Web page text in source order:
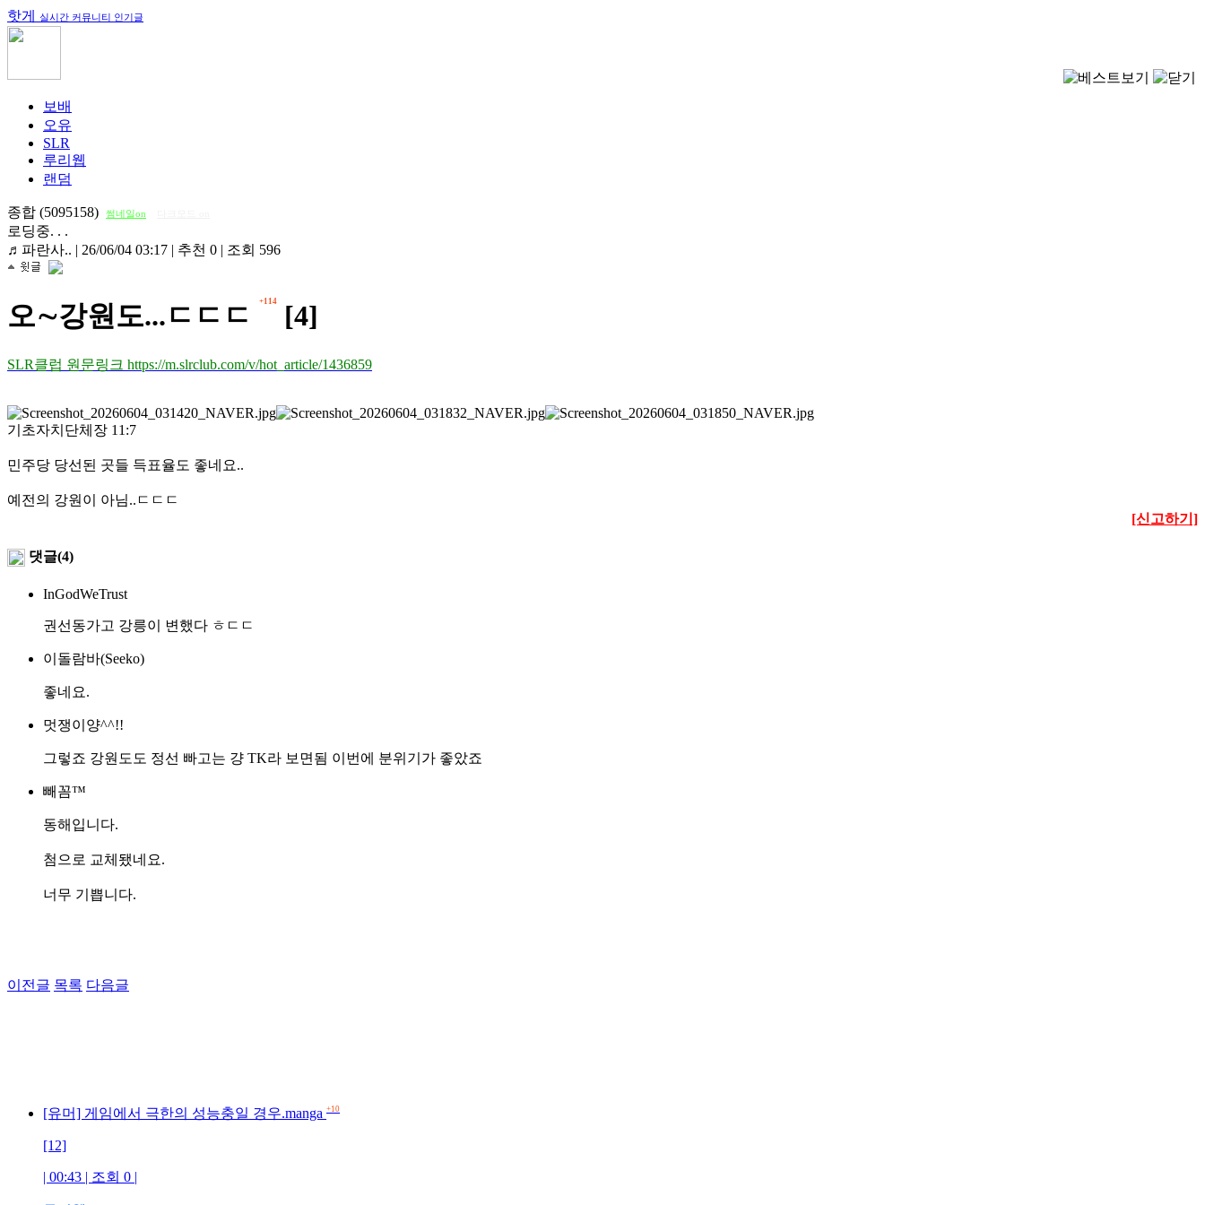
핫게 실시간 커뮤니티 인기글
보배
오유
SLR
루리웹
랜덤
종합 (5095158) 썸네일on
로딩중. . .
♬파란사.. | 26/06/04 03:17 | 추천 0 | 조회 596
오∼강원도...ㄷㄷㄷ +114 [4]
SLR클럽 원문링크 https://m.slrclub.com/v/hot_article/1436859
기초자치단체장 11:7
민주당 당선된 곳들 득표율도 좋네요..
예전의 강원이 아님..ㄷㄷㄷ
[신고하기]
댓글(4)
InGodWeTrust
권선동가고 강릉이 변했다 ㅎㄷㄷ
이돌람바(Seeko)
좋네요.
멋쟁이양^^!!
그렇죠 강원도도 정선 빠고는 걍 TK라 보면됨 이번에 분위기가 좋았죠
빼꼼™
동해입니다.
첨으로 교체됐네요.
너무 기쁩니다.
이전글 목록 다음글
[유머] 게임에서 극한의 성능충일 경우.manga +10
[12]
| 00:43 | 조회 0 |